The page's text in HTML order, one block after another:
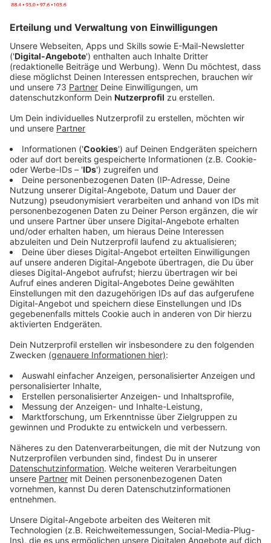
Anzeige
Ein Fest mit Geschichte!
Anzeige
wieder für viel Trubel in Erle. Normalerweise wird das
Erntedankfest schon seit etwa 1930 alle 4 Jahre
gefeiert - durch Corona musste nochmal eine Pause
oben drauf gelegt werden. Dafür ist die Vorfreude
jetzt aber umso größer, wie uns Luisa von der KLJB
Erle / Rhade verrät! Wir können uns auf bunt
gestaltete Wagen, traditionelle Kleidung und eine
Menge Musik freuen. Die Landjugend hat in den
letzten Monaten ordentlich Gas bei der Organisation
gegeben und freut sich über jedes Gesicht, dass sie
am Sonntag begrüßen dürfen!
Anzeige
"Da steckt schon einige Arbeit hinter."
Anzeige
Diesen Sonntag (08.10.2023) geht's um 10.30 Uhr mit
einem plattdeutschen Gottesdienst in der St.
Silvesterkirche los. Der Erntedankumzug beginnt dann
um 14.00 Uhr am Schützenfestplatz. Im Anschluss
Vorbeikommen lohnt sich also doppelt und dreifach!
Alle Infos zum Erntedankfest findet Ihr auch hier.